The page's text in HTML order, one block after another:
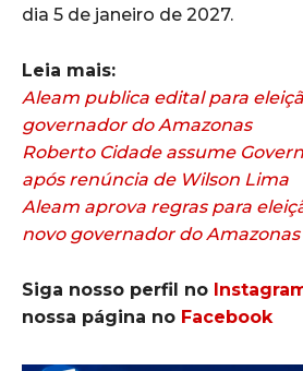
dia 5 de janeiro de 2027.
Leia mais:
Aleam publica edital para
governador do Amazonas
Roberto Cidade assume
após renúncia de Wilson Lima
Aleam aprova regras para
novo governador do Amazonas
Siga nosso perfil no
nossa página no Facebook